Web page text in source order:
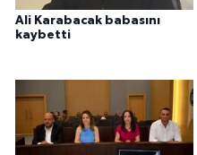
Ali Karabacak babasını
kaybetti